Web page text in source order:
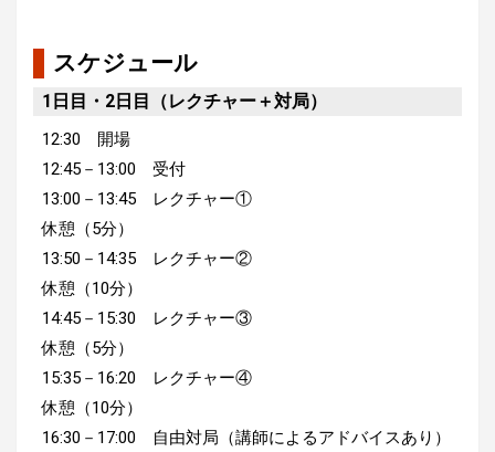
スケジュール
1日目・2日目（レクチャー＋対局）
12:30 開場
12:45－13:00 受付
13:00－13:45 レクチャー①
休憩（5分）
13:50－14:35 レクチャー②
休憩（10分）
14:45－15:30 レクチャー③
休憩（5分）
15:35－16:20 レクチャー④
休憩（10分）
16:30－17:00 自由対局（講師によるアドバイスあり）